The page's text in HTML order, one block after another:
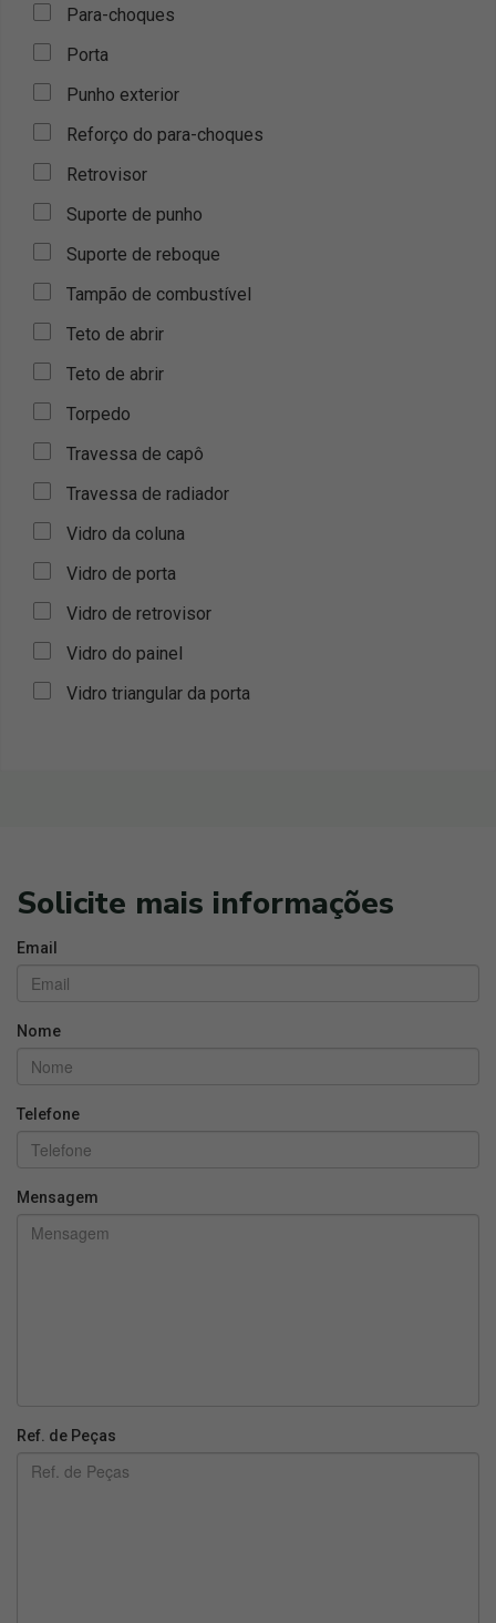
Para-choques
Porta
Punho exterior
Reforço do para-choques
Retrovisor
Suporte de punho
Suporte de reboque
Tampão de combustível
Teto de abrir
Teto de abrir
Torpedo
Travessa de capô
Travessa de radiador
Vidro da coluna
Vidro de porta
Vidro de retrovisor
Vidro do painel
Vidro triangular da porta
Solicite mais informações
Email
Nome
Telefone
Mensagem
Ref. de Peças